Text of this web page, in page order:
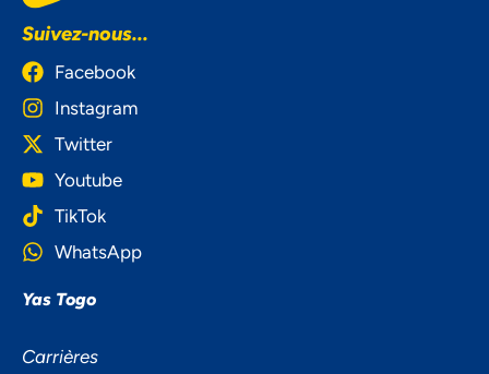
Suivez-nous...
Facebook
Instagram
Twitter
Youtube
TikTok
WhatsApp
Yas Togo
Carrières